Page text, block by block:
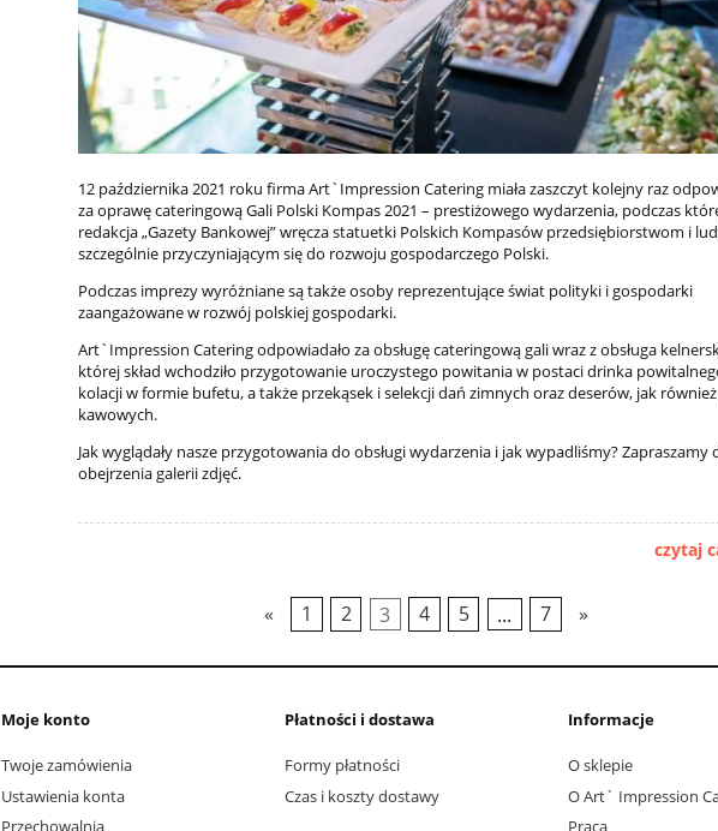
12 października 2021 roku firma Art`Impression Catering miała zaszczyt kolejny raz
za oprawę cateringową Gali Polski Kompas 2021 – prestiżowego wydarzenia, podczas
redakcja„Gazety Bankowej” wręcza statuetki Polskich Kompasów przedsiębiorstwom i
szczególnie przyczyniającym się do rozwoju gospodarczego Polski.
Podczas imprezy wyróżniane są także osoby reprezentujące świat polityki i gospodarki
zaangażowane w rozwój polskiej gospodarki.
Art`Impression Catering odpowiadało za obsługę cateringową gali wraz z obsługa
której skład wchodziło przygotowanie uroczystego powitania w postaci drinka
kolacji w formie bufetu, a także przekąsek i selekcji dań zimnych oraz deserów, jak
kawowych.
Jak wyglądały nasze przygotowania do obsługi wydarzenia i jak wypadliśmy? Zapraszamy
obejrzenia galerii zdjęć.
czytaj
« 1 2 3 4 5 ... 7 »
Moje konto
Twoje zamówienia
Ustawienia konta
Przechowalnia
Płatności i dostawa
Formy płatności
Czas i koszty dostawy
Informacje
O sklepie
O Art` Impression
Praca